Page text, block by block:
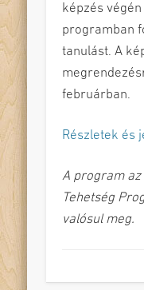
képzés
programban
tanulást. A
februárban.
Részletek és
A program az
Tehetség
valósul meg.